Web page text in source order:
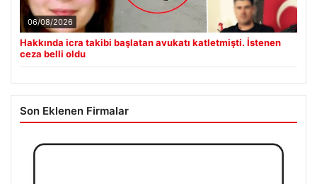
06/08/2026
Hakkında icra takibi başlatan avukatı katletmişti. İstenen
ceza belli oldu
Son Eklenen Firmalar